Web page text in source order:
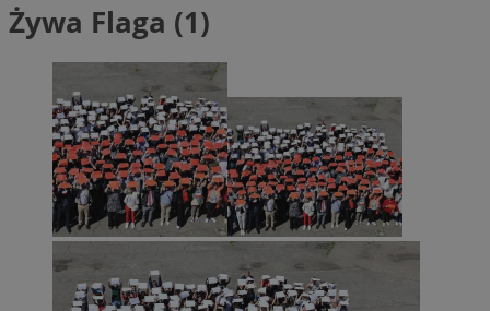
Żywa Flaga (1)